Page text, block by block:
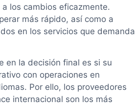
los cambios eficazmente.
más rápido, así como a
en los servicios que demanda
en la decisión final es si su
con operaciones en
Por ello, los proveedores
internacional son los más